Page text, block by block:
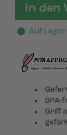
In den
Auf Lager
BPA-
Griff